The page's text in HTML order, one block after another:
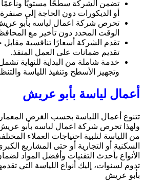
تضمن الشركة سطحًا مستويًا وناعمًا
أو الديكورات دون الحاجة إلى
تحرص شركة اعمال لياسه بأبو
الوقت المحدد دون تأخير مع
تقدم الشركة أسعارًا تنافسية مقابل
تقديم ضمانات على العمل المنفذ.
خدمة شاملة من البداية للنهاية
وتجهيز الأسطح وتنفيذ اللياسة
أعمال لياسة بأبو عريش
تتنوع أعمال اللياسة بحسب الغرض
ولهذا تحرص شركة اعمال لياسه بأبو
من اللياسة لتلبية احتياجات العملاء
السكنية أو التجارية أو حتى المشاريع
الأنواع بأحدث التقنيات وأفضل المواد
تدوم لسنوات، إليك أنواع اللياسة التي
بأبو عريش